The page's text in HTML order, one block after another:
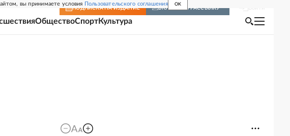
вы принимаете условия Пользовательского соглашения OK
ПОДПИСКА НА ИЗДАНИЕ ВКЛЮЧИТЬ РАССЫЛКУ
ОбществоСпортКультура